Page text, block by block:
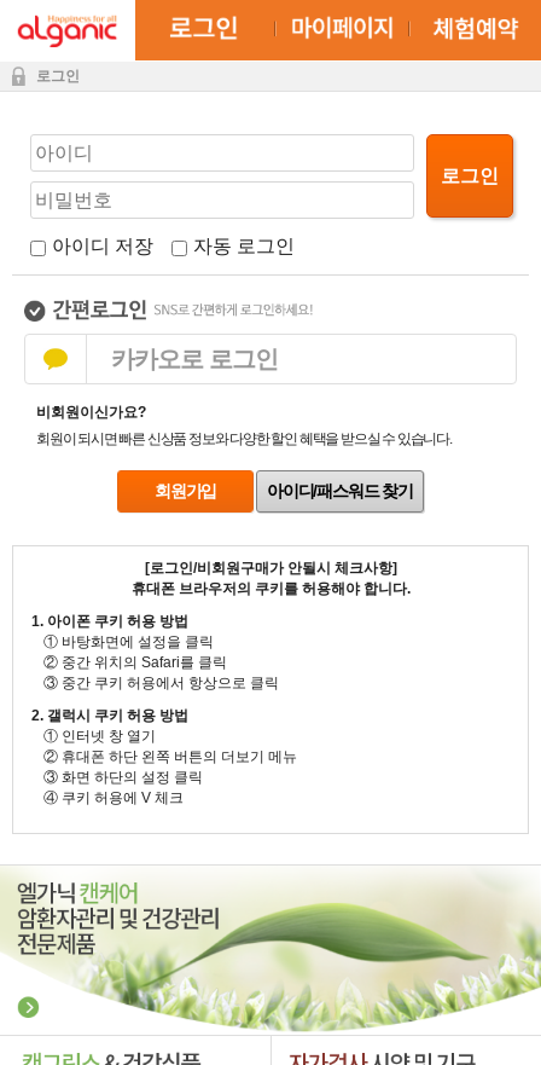
로그인
로그인
아이디 저장 자동 로그인
카카오로 로그인
비회원이신가요?
회원이 되시면 빠른 신상품 정보와 다양한 할인 혜택을 받으실 수 있습니다.
회원가입 아이디/패스워드 찾기
[로그인/비회원구매가 안될시 체크사항]
휴대폰 브라우저의 쿠키를 허용해야 합니다.
1. 아이폰 쿠키 허용 방법
① 바탕화면에 설정을 클릭
② 중간 위치의 Safari를 클릭
③ 중간 쿠키 허용에서 항상으로 클릭
2. 갤럭시 쿠키 허용 방법
① 인터넷 창 열기
② 휴대폰 하단 왼쪽 버튼의 더보기 메뉴
③ 화면 하단의 설정 클릭
④ 쿠키 허용에 V 체크